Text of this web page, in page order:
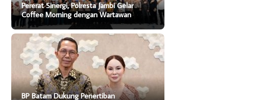
Pererat Sinergi, Polresta Jambi Gelar
Coffee Morning dengan Wartawan
BP Batam Dukung Penertiban